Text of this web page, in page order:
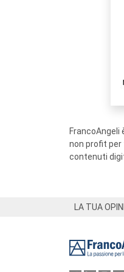
FrancoAngeli
non profit
contenuti
LA TUA